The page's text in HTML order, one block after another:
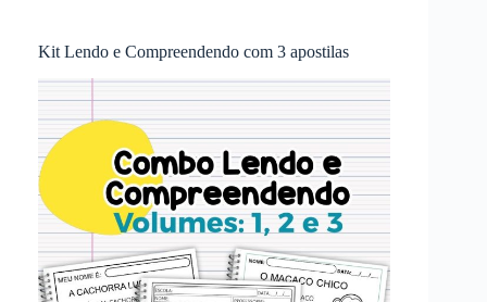
Kit Lendo e Compreendendo com 3 apostilas